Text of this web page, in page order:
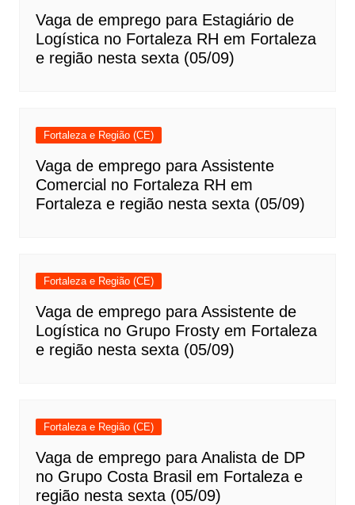
Vaga de emprego para Estagiário de
Logística no Fortaleza RH em Fortaleza
e região nesta sexta (05/09)
Fortaleza e Região (CE)
Vaga de emprego para Assistente
Comercial no Fortaleza RH em
Fortaleza e região nesta sexta (05/09)
Fortaleza e Região (CE)
Vaga de emprego para Assistente de
Logística no Grupo Frosty em Fortaleza
e região nesta sexta (05/09)
Fortaleza e Região (CE)
Vaga de emprego para Analista de DP
no Grupo Costa Brasil em Fortaleza e
região nesta sexta (05/09)